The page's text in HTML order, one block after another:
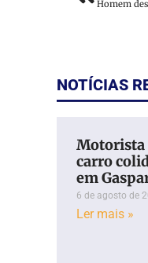
NOTÍCIAS
Motorista
carro
em
6 de agosto de
Ler mais »